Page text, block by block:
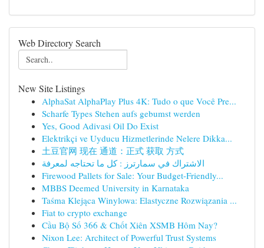
Web Directory Search
New Site Listings
AlphaSat AlphaPlay Plus 4K: Tudo o que Você Pre...
Scharfe Types Stehen aufs gebumst werden
Yes, Good Adivasi Oil Do Exist
Elektrikçi ve Uyducu Hizmetlerinde Nelere Dikka...
土豆官网 现在 通道：正式 获取 方式
الاشتراك في سمارترز : كل ما تحتاجه لمعرفة
Firewood Pallets for Sale: Your Budget-Friendly...
MBBS Deemed University in Karnataka
Taśma Klejąca Winylowa: Elastyczne Rozwiązania ...
Fiat to crypto exchange
Cầu Bộ Số 366 & Chốt Xiên XSMB Hôm Nay?
Nixon Lee: Architect of Powerful Trust Systems